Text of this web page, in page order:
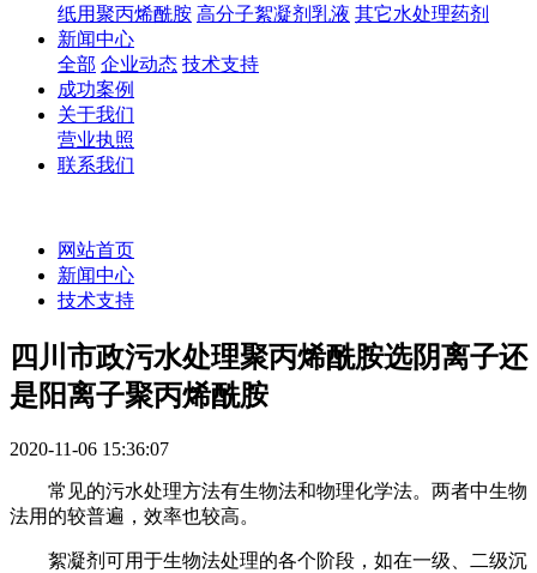
纸用聚丙烯酰胺 高分子絮凝剂乳液 其它水处理药剂
新闻中心
全部 企业动态 技术支持
成功案例
关于我们
营业执照
联系我们
网站首页
新闻中心
技术支持
四川市政污水处理聚丙烯酰胺选阴离子还
是阳离子聚丙烯酰胺
2020-11-06 15:36:07
常见的污水处理方法有生物法和物理化学法。两者中生物
法用的较普遍，效率也较高。
絮凝剂可用于生物法处理的各个阶段，如在一级、二级沉